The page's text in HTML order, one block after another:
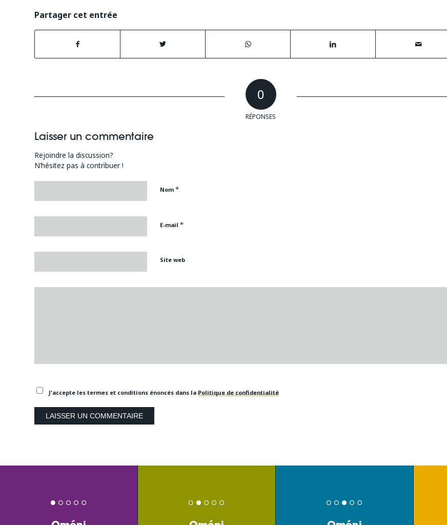
Partager cet entrée
0
RÉPONSES
Laisser un commentaire
Rejoindre la discussion?
N’hésitez pas à contribuer !
Nom *
E-mail *
Site web
J'accepte les termes et conditions énoncés dans la Politique de confidentialité